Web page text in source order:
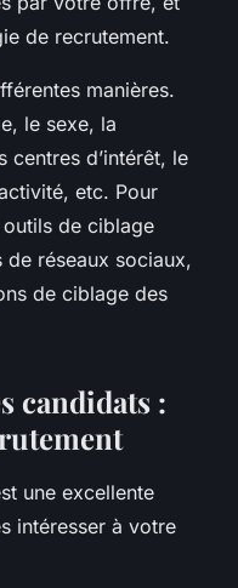
de recrutement.
manières.
le sexe, la
centres d’intérêt, le
etc. Pour
de ciblage
réseaux sociaux,
de ciblage des
candidats :
une excellente
intéresser à votre